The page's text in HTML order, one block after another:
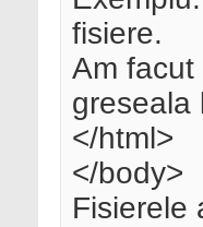
fisiere.
Am facut
greseala
</html>
</body>
Fisierele